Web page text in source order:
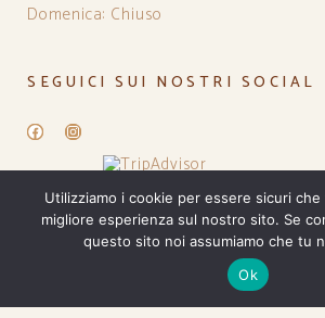
Domenica: Chiuso
SEGUICI SUI NOSTRI SOCIAL
FacebookInstagram
PRIVACY POLICY
Utilizziamo i cookie per essere sicuri
migliore esperienza sul nostro sito. Se
questo sito noi assumiamo che tu
Ok